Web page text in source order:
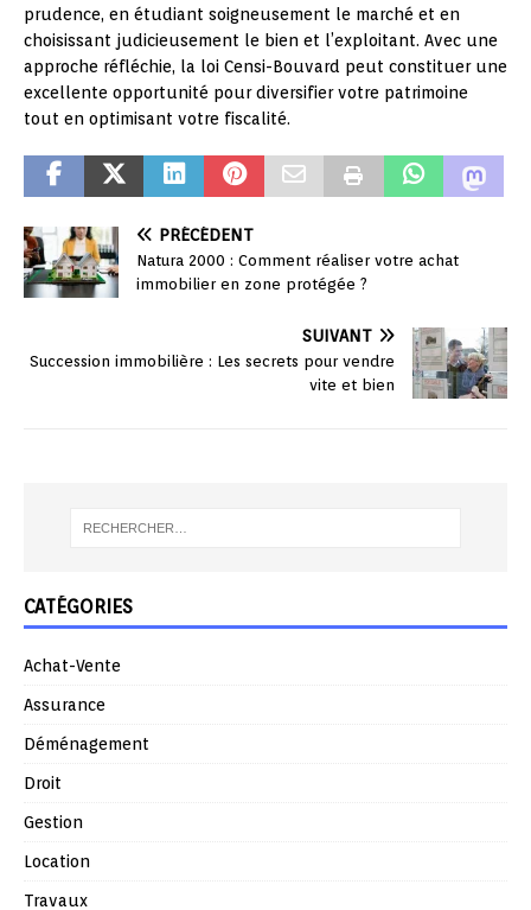
prudence, en étudiant soigneusement le marché et en
choisissant judicieusement le bien et l’exploitant. Avec une
approche réfléchie, la loi Censi-Bouvard peut constituer une
excellente opportunité pour diversifier votre patrimoine
tout en optimisant votre fiscalité.
PRÉCÉDENT
Natura 2000 : Comment réaliser votre achat
immobilier en zone protégée ?
SUIVANT
Succession immobilière : Les secrets pour vendre
vite et bien
CATÉGORIES
Achat-Vente
Assurance
Déménagement
Droit
Gestion
Location
Travaux